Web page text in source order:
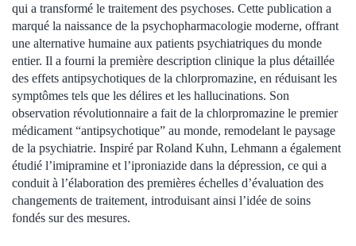
qui a transformé le traitement des psychoses. Cette publication a
marqué la naissance de la psychopharmacologie moderne, offrant
une alternative humaine aux patients psychiatriques du monde
entier. Il a fourni la première description clinique la plus détaillée
des effets antipsychotiques de la chlorpromazine, en réduisant les
symptômes tels que les délires et les hallucinations. Son
observation révolutionnaire a fait de la chlorpromazine le premier
médicament “antipsychotique” au monde, remodelant le paysage
de la psychiatrie. Inspiré par Roland Kuhn, Lehmann a également
étudié l’imipramine et l’iproniazide dans la dépression, ce qui a
conduit à l’élaboration des premières échelles d’évaluation des
changements de traitement, introduisant ainsi l’idée de soins
fondés sur des mesures.